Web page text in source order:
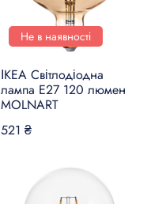
Не в наявності
ІКЕА Світлодіодна
лампа E27 120 люмен
MOLNART
521 ₴